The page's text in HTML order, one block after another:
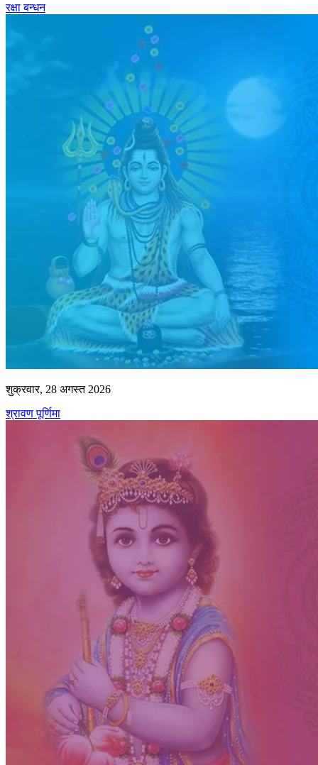
रक्षा बन्धन
शुक्रवार, 28 अगस्त 2026
श्रावण पूर्णिमा